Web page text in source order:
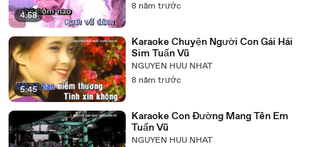
4:58
8 năm trước
5:45
Karaoke Chuyện Người Con Gái Hái
Sim Tuấn Vũ
NGUYEN HUU NHAT
8 năm trước
Karaoke Con Đường Mang Tên Em
Tuấn Vũ
NGUYEN HUU NHAT